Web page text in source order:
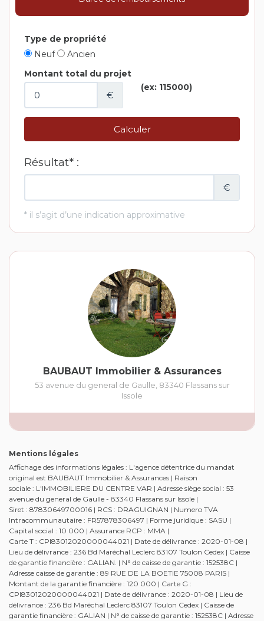
BAUBAUT Immobilier & Assurances
53 avenue du general de Gaulle, 83340 Flassans sur
Issole
Mentions légales
Affichage des informations légales : L'agence détentrice du mandat
original est BAUBAUT Immobilier & Assurances | Raison
sociale : L'IMMOBILIERE DU CENTRE VAR | Adresse siège social : 53
avenue du general de Gaulle - 83340 Flassans sur Issole |
Siret : 87830649700016 | RCS : DRAGUIGNAN | Numero TVA
Intracommunautaire : FR57878306497 | Forme juridique : SASU |
Capital social : 10 000 | Assurance RCP : MMA |
Carte T : CPI83012020000044021 | Date de délivrance : 2020-01-08 |
Lieu de délivrance : 236 Bd Maréchal Leclerc 83107 Toulon Cedex | Caisse
de garantie financière : GALIAN. | N° de caisse de garantie : 152538C |
Adresse caisse de garantie : 89 RUE DE LA BOETIE 75008 PARIS |
Montant de la garantie financière : 120 000 | Carte G :
CPI83012020000044021 | Date de délivrance : 2020-01-08 | Lieu de
délivrance : 236 Bd Maréchal Leclerc 83107 Toulon Cedex | Caisse de
garantie financière : GALIAN | N° de caisse de garantie : 152538C | Adresse